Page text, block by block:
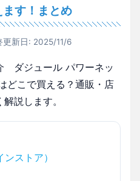
す！まとめ
更新日: 2025/11/6
ダジュール パワーネッ
どこで買える？通販・店
説します。
ストア）